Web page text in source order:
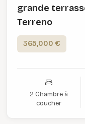
grande
Terreno
365,000 €
2 Chambre à
coucher